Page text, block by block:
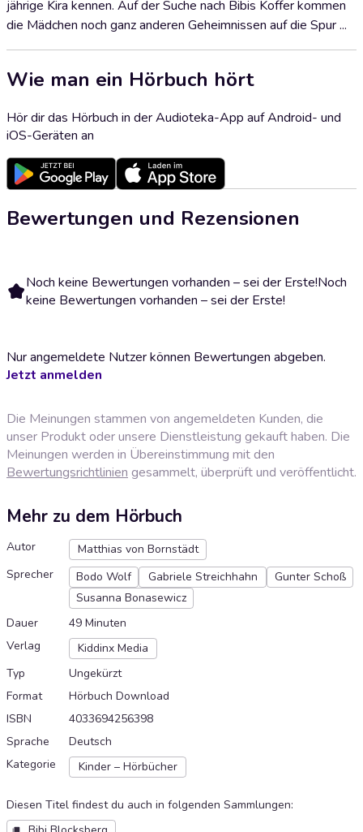
jährige Kira kennen. Auf der Suche nach Bibis Koffer kommen
die Mädchen noch ganz anderen Geheimnissen auf die Spur ...
Wie man ein Hörbuch hört
Hör dir das Hörbuch in der Audioteka-App auf Android- und
iOS-Geräten an
Bewertungen und Rezensionen
Noch keine Bewertungen vorhanden – sei der Erste!Noch
keine Bewertungen vorhanden – sei der Erste!
Nur angemeldete Nutzer können Bewertungen abgeben.
Jetzt anmelden
Die Meinungen stammen von angemeldeten Kunden, die
unser Produkt oder unsere Dienstleistung gekauft haben. Die
Meinungen werden in Übereinstimmung mit den
Bewertungsrichtlinien gesammelt, überprüft und veröffentlicht.
Mehr zu dem Hörbuch
Autor
Matthias von Bornstädt
Sprecher
Bodo Wolf Gabriele Streichhahn
Gunter Schoß
Susanna Bonasewicz
Dauer
49 Minuten
Verlag
Kiddinx Media
Typ
Ungekürzt
Format
Hörbuch Download
ISBN
4033694256398
Sprache
Deutsch
Kategorie
Kinder – Hörbücher
Diesen Titel findest du auch in folgenden Sammlungen: